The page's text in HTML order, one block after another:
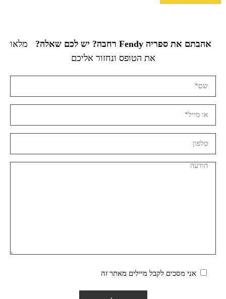
אהבתם את ספריה Fendy רחבה? יש לכם שאלה?
מלאו
את הטופס ונחזור אליכם
אני מסכים לקבל מיילים מאתר זה